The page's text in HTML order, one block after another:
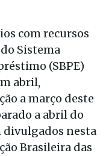
com recursos
Sistema
(SBPE)
abril,
a março deste
a abril do
divulgados nesta
Brasileira das